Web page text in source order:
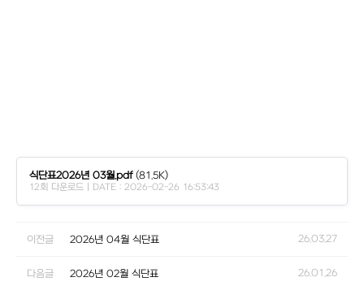
식단표2026년 03월.pdf(81.5K)
12회 다운로드 | DATE : 2026-02-26 16:53:43
이전글 2026년 04월 식단표 26.03.27
다음글 2026년 02월 식단표 26.01.26